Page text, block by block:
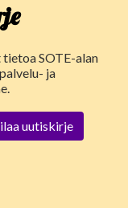
SOTE-alan
ja